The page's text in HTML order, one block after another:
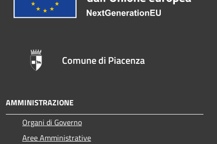
Comune di Piacenza
AMMINISTRAZIONE
Organi di Governo
Aree Amministrative